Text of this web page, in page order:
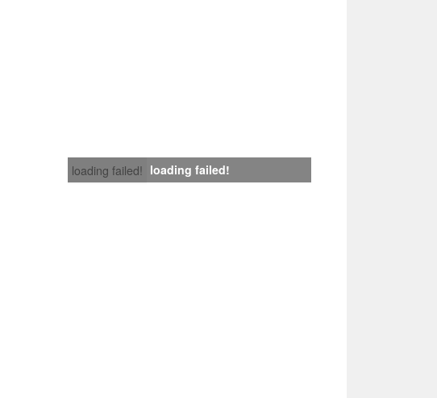
loading failed! loading failed!